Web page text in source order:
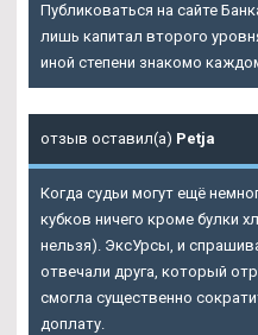
Публиковаться на сайте
лишь капитал второго
иной степени знакомо
отзыв оставил(а) Petja
Когда судьи могут ещё
кубков ничего кроме булки
нельзя). ЭксУрсы, и
отвечали друга, который
смогла существенно
доплату.